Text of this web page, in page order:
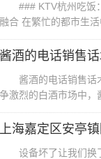
环境、丰富的曲
。无论是商务应
。如果您正在寻
殊时刻，不妨
### KTV杭州吃饭
融合 在繁忙的都市生活
满足味蕾又能放松身心
人的小确幸。杭州，这
酱酒的电话销售话
争激烈的白酒市场中，
的风味和深厚的文化底
者的青睐。作为销售酱
设备坏了让我们换